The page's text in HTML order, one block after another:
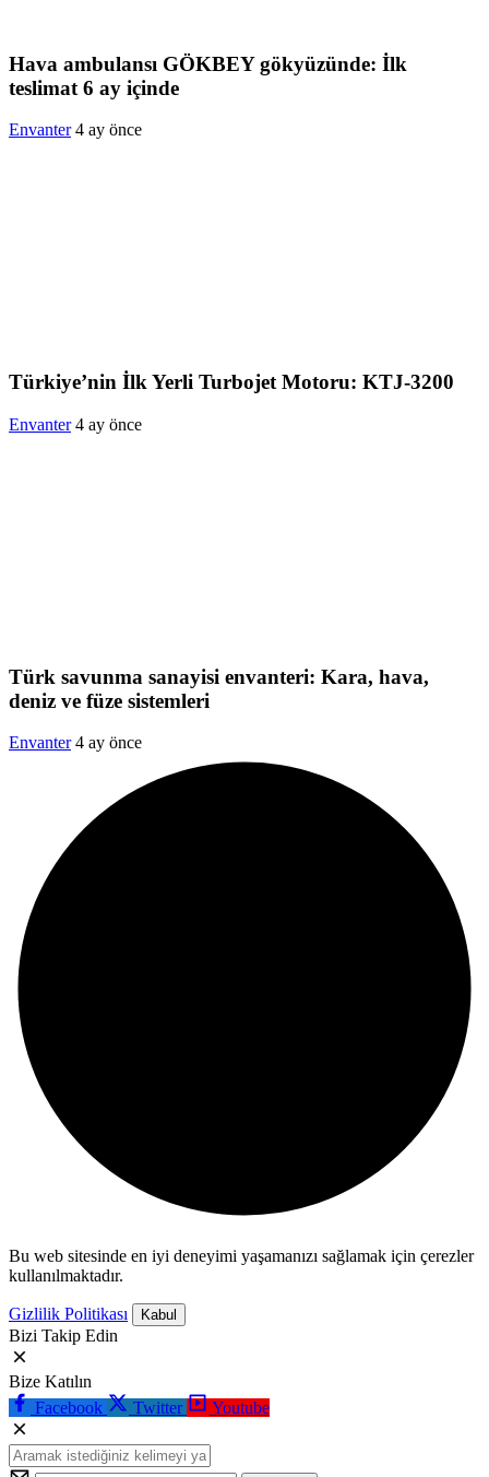
Hava ambulansı GÖKBEY gökyüzünde: İlk
teslimat 6 ay içinde
Envanter 4 ay önce
Türkiye’nin İlk Yerli Turbojet Motoru: KTJ-3200
Envanter 4 ay önce
Türk savunma sanayisi envanteri: Kara, hava,
deniz ve füze sistemleri
Envanter 4 ay önce
Bu web sitesinde en iyi deneyimi yaşamanızı sağlamak için çerezler
kullanılmaktadır.
Gizlilik Politikası Kabul
Bizi Takip Edin
Bize Katılın
Facebook
Twitter Youtube